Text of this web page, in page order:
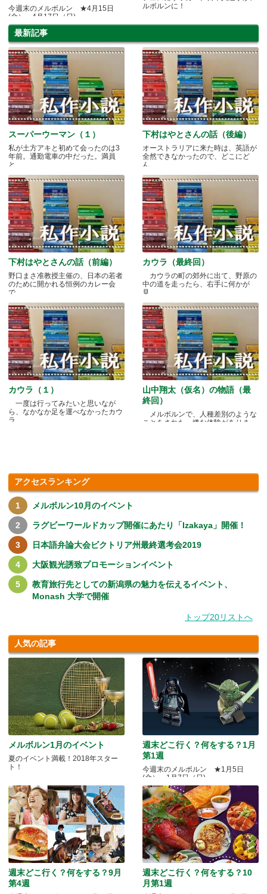
今週末のメルボルン ★4月15日
(金）～4月17日（日)
ルボルンに！
最新記事
スーパーウーマン（１）
私が土方アキと初めて会ったのは3
年前。通勤電車の中だった。満員
と.....
下村はやとさんの話（後編）
オーストラリアに来た時は、英語が
全然できなかったので、どこにど
ん.....
下村はやとさんの話（前編）
野口まさ准教授主催の、日本の若者
のために開かれる恒例のカレー会
で.....
カウラ（最終回）
カウラの町の郊外に出て、野原の
中の道を走ったら、右手に何かが
見.....
カウラ（１）
一度は行ってみたいと思いなが
ら、なかなか足を運べなかったカウ
ラ.....
山中翔太（仮名）の物語（最
終回）
メルボルンで、人種差別のような
ことをされた、嫌な体験がありま
アクセスランキング
メルボルン10月のイベント
ラグビーワールドカップ開催にあたり「Izakaya」開催！
日本語弁論大会ビクトリア州最終選考会2019
大阪観光誘致プロモーションイベント
教育旅行先としての新潟県の魅力を伝えるイベント、
Monash 大学で開催
トップ20リストへ
人気の記事
メルボルン1月のイベント
夏のイベント満載！2018年スター
ト！
週末どこ行く？何をする？1月
第1週
今週末のメルボルン ★1月5日
(金）～1月7日（日)
週末どこ行く？何をする？9月
第4週
週末どこ行く？何をする？10
月第1週